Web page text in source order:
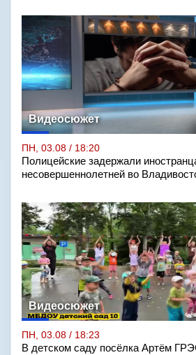
Видеосюжет
ПН, 03.08 / 18:20
Полицейские задержали
несовершеннолетней во
Видеосюжет
ПН, 03.08 / 18:23
В детском саду посёлка Артём